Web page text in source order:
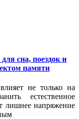
сна, поездок и
памяти
не только на
естественное
лишнее напряжение